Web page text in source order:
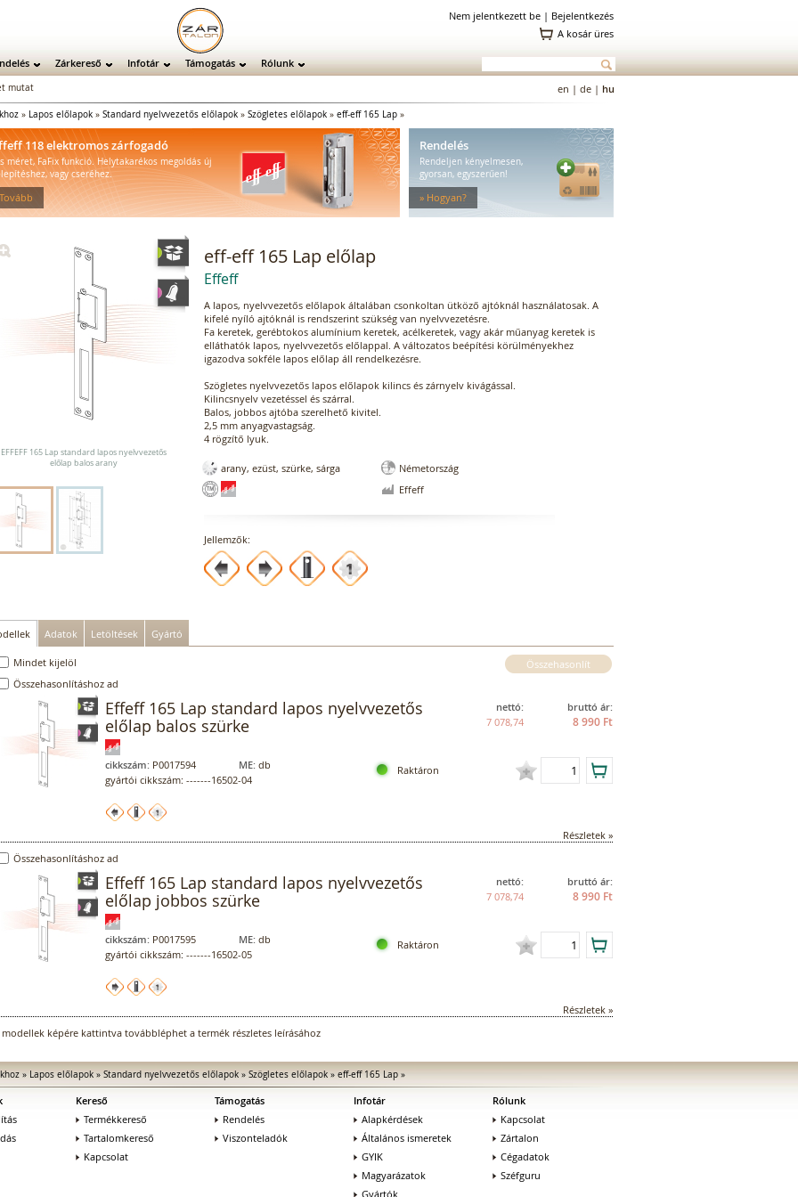
Nem jelentkezett be | Bejelentkezés
A kosár üres
Zárkereső Infotár Támogatás Rólunk
mutat en | de | hu
» Lapos előlapok » Standard nyelvvezetős előlapok » Szögletes előlapok » eff-eff 165 Lap »
118 elektromos zárfogadó
méret, FaFix funkció. Helytakarékos megoldás új
vagy cseréhez.
Rendelés
Rendeljen kényelmesen,
gyorsan, egyszerűen!
» Hogyan?
EFFEFF 165 Lap standard lapos nyelvvezetős
előlap balos arany
eff-eff 165 Lap előlap
Effeff
A lapos, nyelvvezetős előlapok általában csonkoltan ütköző ajtóknál használatosak. A
kifelé nyíló ajtóknál is rendszerint szükség van nyelvvezetésre.
Fa keretek, gerébtokos alumínium keretek, acélkeretek, vagy akár műanyag keretek is
elláthatók lapos, nyelvvezetős előlappal. A változatos beépítési körülményekhez
igazodva sokféle lapos előlap áll rendelkezésre.
Szögletes nyelvvezetős lapos előlapok kilincs és zárnyelv kivágással.
Kilincsnyelv vezetéssel és szárral.
Balos, jobbos ajtóba szerelhető kivitel.
2,5 mm anyagvastagság.
4 rögzítő lyuk.
arany, ezüst, szürke, sárga
Németország
Effeff
Jellemzők:
Adatok Letöltések Gyártó
Mindet kijelöl
Összehasonlít
Összehasonlításhoz ad
nettó:
7 078,74
bruttó ár:
8 990 Ft
Effeff 165 Lap standard lapos nyelvvezetős
előlap balos szürke
cikkszám: P0017594 ME: db Raktáron
gyártói cikkszám: -------16502-04
Részletek »
Összehasonlításhoz ad
nettó:
7 078,74
bruttó ár:
8 990 Ft
Effeff 165 Lap standard lapos nyelvvezetős
előlap jobbos szürke
cikkszám: P0017595 ME: db Raktáron
gyártói cikkszám: -------16502-05
Részletek »
modellek képére kattintva továbbléphet a termék részletes leírásához
» Lapos előlapok» Standard nyelvvezetős előlapok» Szögletes előlapok» eff-eff 165 Lap»
Kereső
Termékkereső
Tartalomkereső
Kapcsolat
Támogatás
Rendelés
Viszonteladók
Infotár
Alapkérdések
Általános ismeretek
GYIK
Magyarázatok
Gyártók
Rólunk
Kapcsolat
Zártalon
Cégadatok
Széfguru